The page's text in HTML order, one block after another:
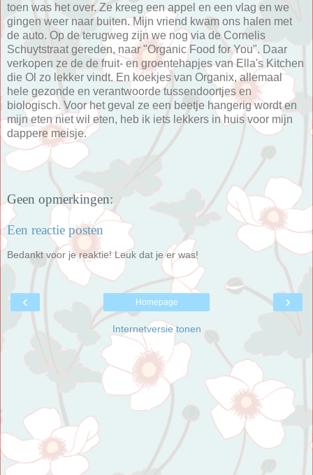
toen was het over. Ze kreeg een appel en een vlag en we
gingen weer naar buiten. Mijn vriend kwam ons halen met
de auto. Op de terugweg zijn we nog via de Cornelis
Schuytstraat gereden, naar "Organic Food for You". Daar
verkopen ze de de fruit- en groentehapjes van Ella's Kitchen
die Ol zo lekker vindt. En koekjes van Organix, allemaal
hele gezonde en verantwoorde tussendoortjes en
biologisch. Voor het geval ze een beetje hangerig wordt en
mijn eten niet wil eten, heb ik iets lekkers in huis voor mijn
dappere meisje.
Geen opmerkingen:
Een reactie posten
Bedankt voor je reaktie! Leuk dat je er was!
‹ ›
Homepage
Internetversie tonen